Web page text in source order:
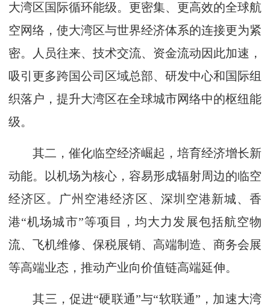
大湾区国际循环能级。更密集、更高效的全球航
空网络，使大湾区与世界经济体系的连接更为紧
密。人员往来、技术交流、资金流动因此加速，
吸引更多跨国公司区域总部、研发中心和国际组
织落户，提升大湾区在全球城市网络中的枢纽能
级。
其二，催化临空经济崛起，培育经济增长新
动能。以机场为核心，容易形成辐射周边的临空
经济区。广州空港经济区、深圳空港新城、香
港“机场城市”等项目，均大力发展包括航空物
流、飞机维修、保税展销、高端制造、商务会展
等高端业态，推动产业向价值链高端延伸。
其三，促进“硬联通”与“软联通”，加速大湾